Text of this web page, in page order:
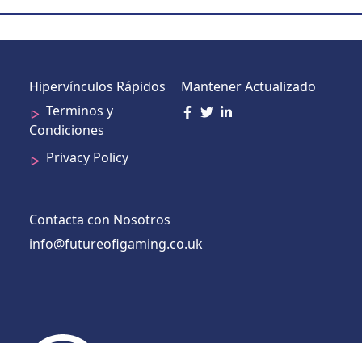
Hipervínculos Rápidos
Terminos y
Condiciones
Privacy Policy
Mantener Actualizado
Contacta con Nosotros
info@futureofigaming.co.uk